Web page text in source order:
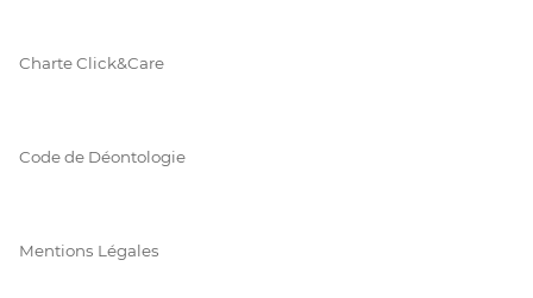
Charte Click&Care
Code de Déontologie
Mentions Légales